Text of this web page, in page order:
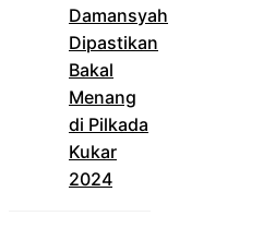
Damansyah
Dipastikan
Bakal
Menang
di Pilkada
Kukar
2024